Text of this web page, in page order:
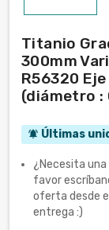
Titanio
300mm
R56320
(diámetro :
notifications_active Últimas
¿Necesita
favor
oferta desde
entrega :)